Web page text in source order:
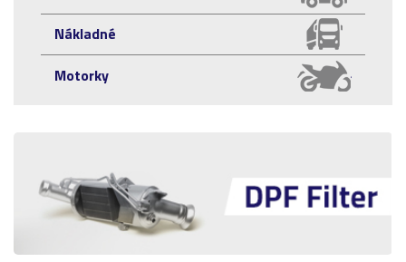
Nákladné
Motorky